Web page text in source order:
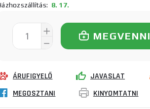
8. 17.
MEGVENNI
ÁRUFIGYELŐ JAVASLAT
MEGOSZTANI
KINYOMTATNI